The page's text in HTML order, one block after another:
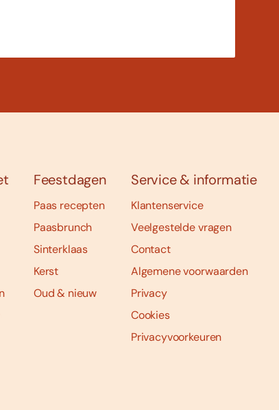
Feestdagen
Paas recepten
Paasbrunch
Sinterklaas
Kerst
Oud & nieuw
Service & informatie
Klantenservice
Veelgestelde vragen
Contact
Algemene voorwaarden
Privacy
Cookies
Privacyvoorkeuren